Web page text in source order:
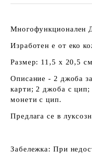
Многофункционален
Изработен е от еко
Размер: 11,5 х 20,5 см
Описание - 2 джоба
карти; 2 джоба с цип;
монети с цип.
Предлага се в
Забележка: При